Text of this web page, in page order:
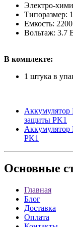
Электро-
Типоразмер:
Емкость:
Вольтаж: 3.7
В комплекте:
1 штука в
защиты PK1
PK1
Основные
Главная
Блог
Доставка
Оплата